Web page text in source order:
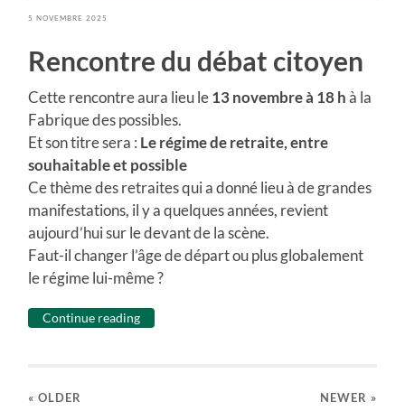
5 NOVEMBRE 2025
Rencontre du débat citoyen
Cette rencontre aura lieu le13 novembre à 18 hà la
Fabrique des possibles.
Et son titre sera : Le régime de retraite, entre
souhaitable et possible
Ce thème des retraites qui a donné lieu à de grandes
manifestations, il y a quelques années, revient
aujourd’hui sur le devant de la scène.
Faut-il changer l’âge de départ ou plus globalement
le régime lui-même ?
Continue reading
« OLDER NEWER »